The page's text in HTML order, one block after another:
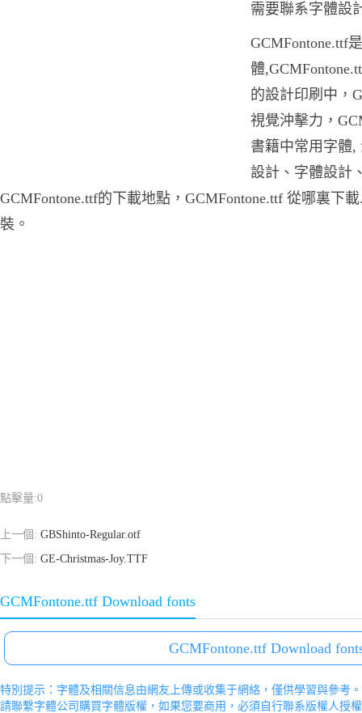
需要聯系字體設
GCMFontone.ttf
體
的設計印刷中，
視覺沖擊力，
書籍中常用字體,
設計、字體設計
GCMFontone.ttf的下載地點，GCMFontone.ttf 從哪裏下
裝。
點擊量:0
上一個: GBShinto-Regular.otf
下一個: GE-Christmas-Joy.TTF
GCMFontone.ttf Download fonts
GCMFontone.ttf Download
特別提示：字體及相關信息由網友上傳或收集于網絡，僅供學習與參考
請聯繫字體公司購買字體版權，如果您要商用，必須自行聯系版權人授